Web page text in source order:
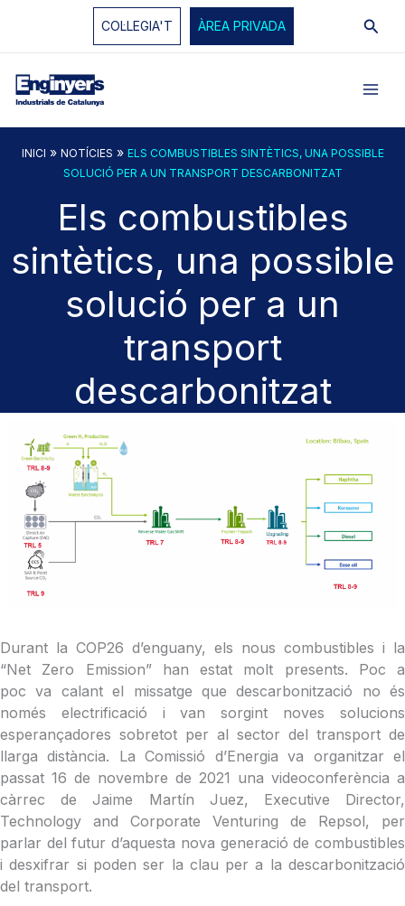
COL·LEGIA'T ÀREA PRIVADA
INICI » NOTÍCIES » ELS COMBUSTIBLES SINTÈTICS, UNA POSSIBLE
SOLUCIÓ PER A UN TRANSPORT DESCARBONITZAT
Els combustibles
sintètics, una possible
solució per a un
transport
descarbonitzat
Durant la COP26 d’enguany, els nous combustibles i la
“Net Zero Emission” han estat molt presents. Poc a
poc va calant el missatge que descarbonització no és
només electrificació i van sorgint noves solucions
esperançadores sobretot per al sector del transport de
llarga distància. La Comissió d’Energia va organitzar el
passat 16 de novembre de 2021 una videoconferència a
càrrec de Jaime Martín Juez, Executive Director,
Technology and Corporate Venturing de Repsol, per
parlar del futur d’aquesta nova generació de combustibles
i desxifrar si poden ser la clau per a la descarbonització
del transport.